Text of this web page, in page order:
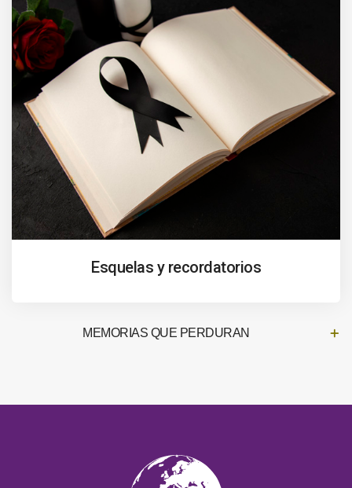
Esquelas y recordatorios
MEMORIAS QUE PERDURAN